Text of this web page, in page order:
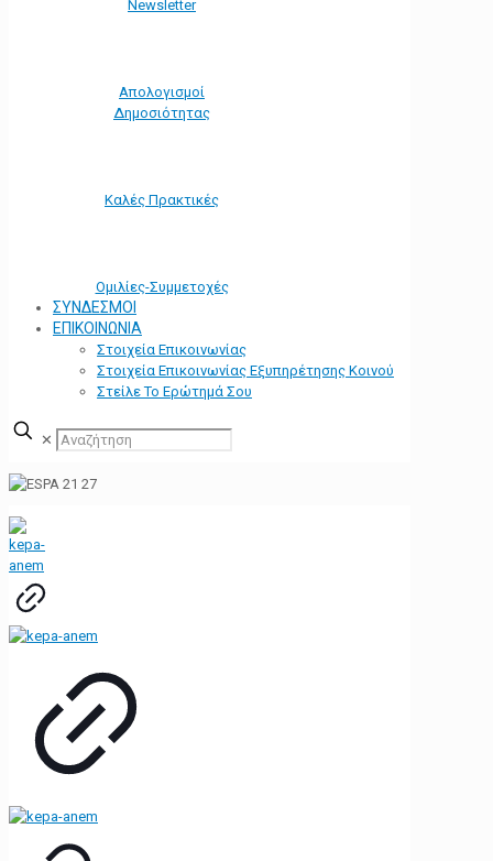
Νewsletter
Απολογισμοί
Δημοσιότητας
Καλές Πρακτικές
Ομιλίες-Συμμετοχές
ΣΥΝΔΕΣΜΟΙ
ΕΠΙΚΟΙΝΩΝΙΑ
Στοιχεία Επικοινωνίας
Στοιχεία Επικοινωνίας Εξυπηρέτησης Κοινού
Στείλε Το Ερώτημά Σου
✕